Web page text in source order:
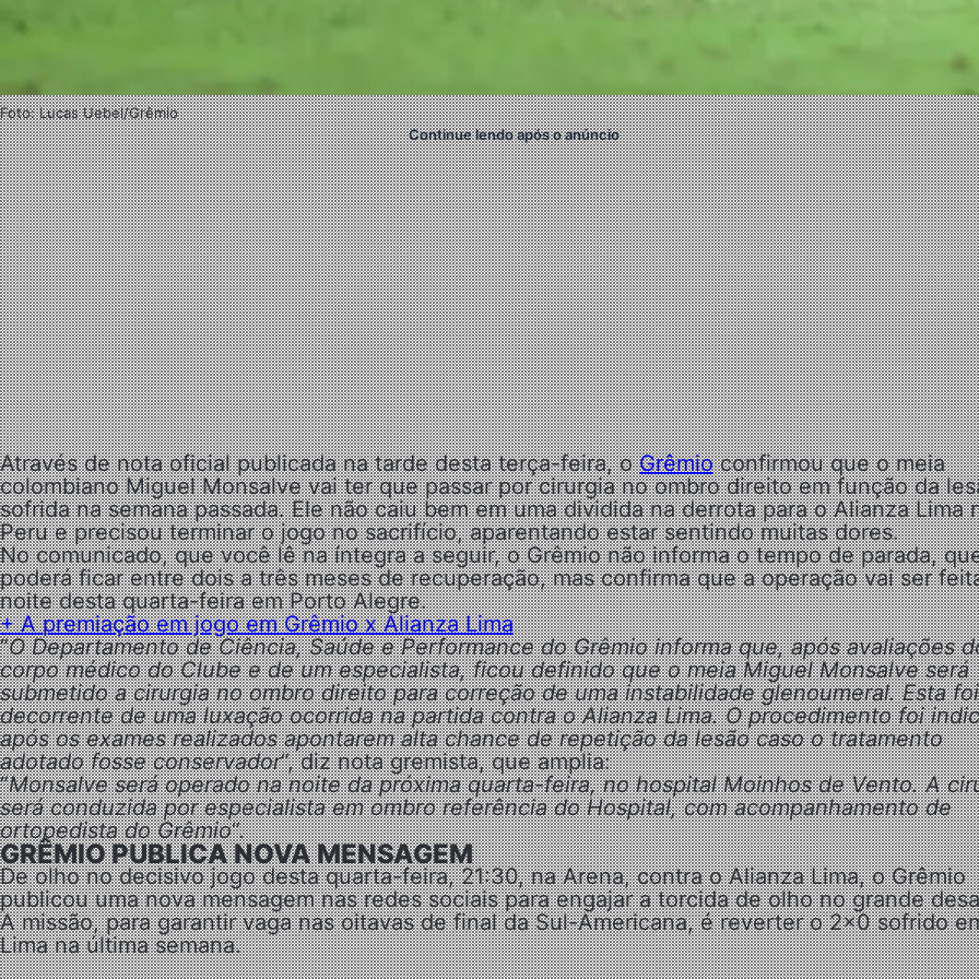
Foto: Lucas Uebel/Grêmio
Continue lendo após o anúncio
Através de nota oficial publicada na tarde desta terça-feira, oGrêmioconfirmou que o meia
colombiano Miguel Monsalve vai ter que passar por cirurgia no ombro direito em função da
sofrida na semana passada. Ele não caiu bem em uma dividida na derrota para o Alianza Lima
Peru e precisou terminar o jogo no sacrifício, aparentando estar sentindo muitas dores.
No comunicado, que você lê na íntegra a seguir, o Grêmio não informa o tempo de parada,
poderá ficar entre dois a três meses de recuperação, mas confirma que a operação vai ser
noite desta quarta-feira em Porto Alegre.
+A premiação em jogo em Grêmio x Alianza Lima
“O Departamento de Ciência, Saúde e Performance do Grêmio informa que, após avaliações
corpo médico do Clube e de um especialista, ficou definido que o meia Miguel Monsalve será
submetido a cirurgia no ombro direito para correção de uma instabilidade glenoumeral. Esta foi
decorrente de uma luxação ocorrida na partida contra o Alianza Lima. O procedimento foi
após os exames realizados apontarem alta chance de repetição da lesão caso o tratamento
adotado fosse conservador“, diz nota gremista, que amplia:
“Monsalve será operado na noite da próxima quarta-feira, no hospital Moinhos de Vento. A
será conduzida por especialista em ombro referência do Hospital, com acompanhamento de
ortopedista do Grêmio“.
GRÊMIO PUBLICA NOVA MENSAGEM
De olho no decisivo jogo desta quarta-feira, 21:30, na Arena, contra o Alianza Lima, o Grêmio
publicou uma nova mensagem nas redes sociais para engajar a torcida de olho no grande
A missão, para garantir vaga nas oitavas de final da Sul-Americana, é reverter o 2×0 sofrido
Lima na última semana.